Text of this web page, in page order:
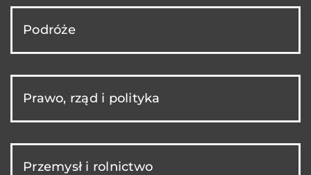
Podróże
Prawo, rząd i polityka
Przemysł i rolnictwo